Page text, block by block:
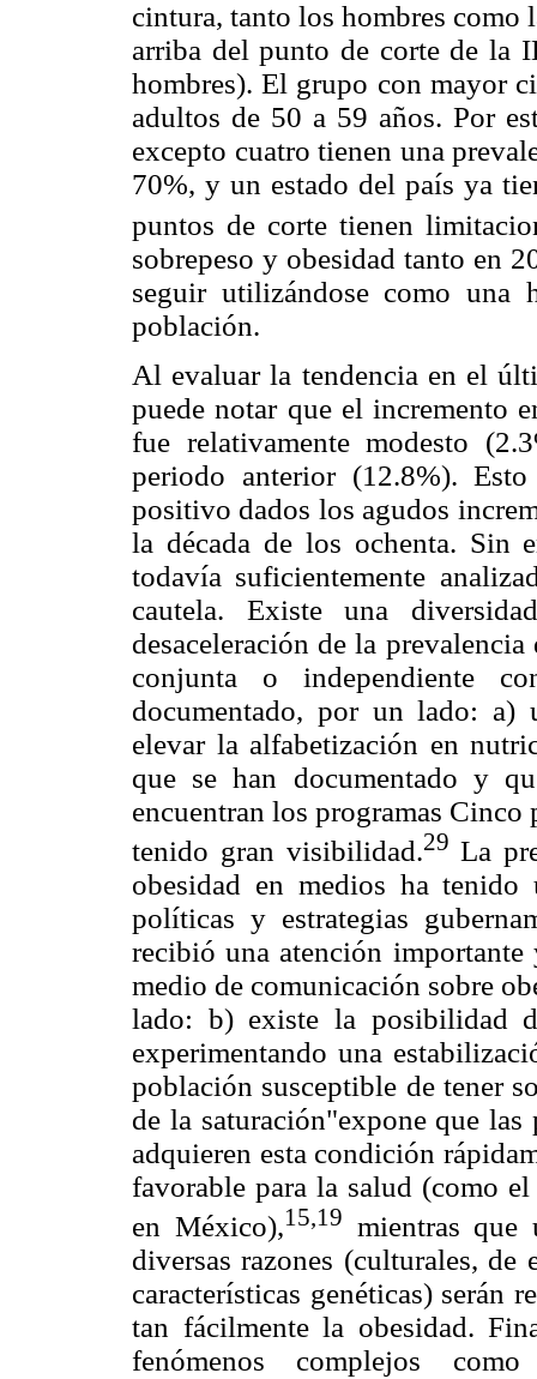
cintura, tanto los hombres como
arriba del punto de corte de la
hombres). El grupo con mayor
adultos de 50 a 59 años. Por
excepto cuatro tienen una
70%, y un estado del país ya
puntos de corte tienen
sobrepeso y obesidad tanto en
seguir utilizándose como una
población.
Al evaluar la tendencia en el
puede notar que el incremento
fue relativamente modesto
periodo anterior (12.8%).
positivo dados los agudos
la década de los ochenta. Sin
todavía suficientemente
cautela. Existe una
desaceleración de la
conjunta o independiente
documentado, por un lado: a)
elevar la alfabetización en
que se han documentado y
encuentran los programas
tenido gran visibilidad.29 La
obesidad en medios ha
políticas y estrategias
recibió una atención importante
medio de comunicación sobre
lado: b) existe la posibilidad
experimentando una
población susceptible de tener
de la saturación"expone que
adquieren esta condición
favorable para la salud (como
en México),15,19 mientras que
diversas razones (culturales, de
características genéticas) serán
tan fácilmente la obesidad.
fenómenos complejos